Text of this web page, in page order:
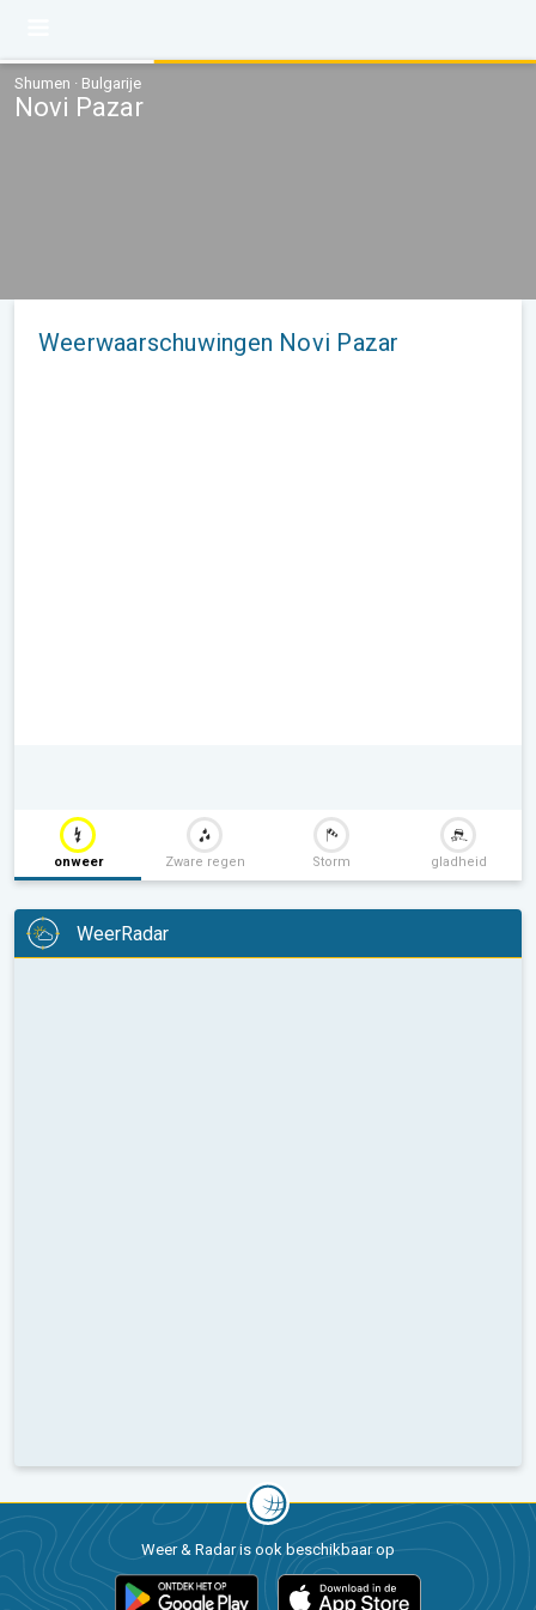
Shumen · Bulgarije
Novi Pazar
Weerwaarschuwingen Novi Pazar
onweer Zware regen Storm gladheid
WeerRadar
Weer & Radar is ook beschikbaar op